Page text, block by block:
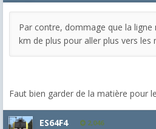
Par contre, dommage que la ligne
km de plus pour aller plus vers les
Faut bien garder de la matière pour
ES64F4 2,046